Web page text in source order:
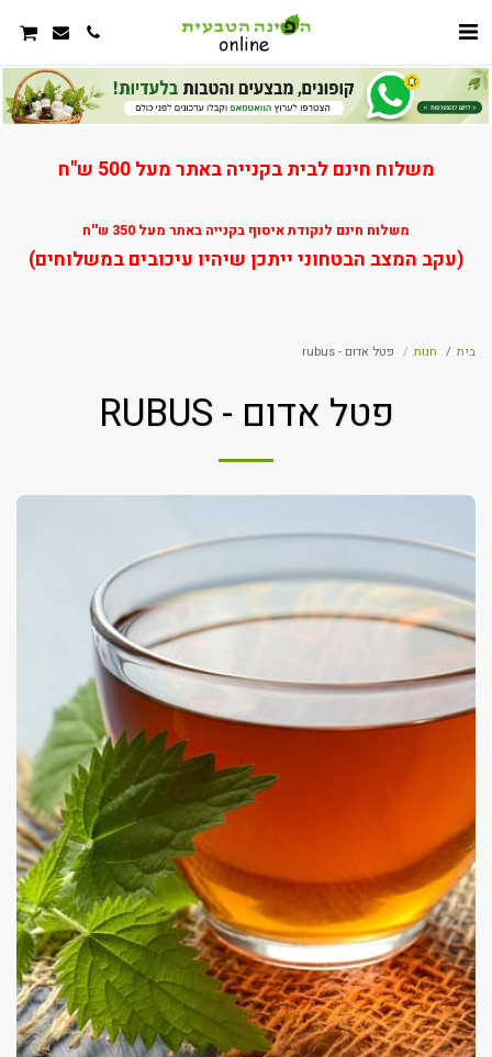
משלוח חינם לבית בקנייה באתר מעל 500 ש"ח
משלוח חינם לנקודת איסוף בקנייה באתר מעל 350 ש''ח
(עקב המצב הבטחוני ייתכן שיהיו עיכובים במשלוחים)
בית חנות פטל אדום - rubus
פטל אדום - RUBUS